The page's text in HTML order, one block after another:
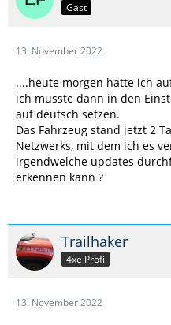
Gast
13. November 2022
....heute morgen hatte ich
ich musste dann in den
auf deutsch setzen.
Das Fahrzeug stand jetzt 2
Netzwerks, mit dem ich es
irgendwelche updates
erkennen kann ?
Trailhaker
4xe Profi
13. November 2022